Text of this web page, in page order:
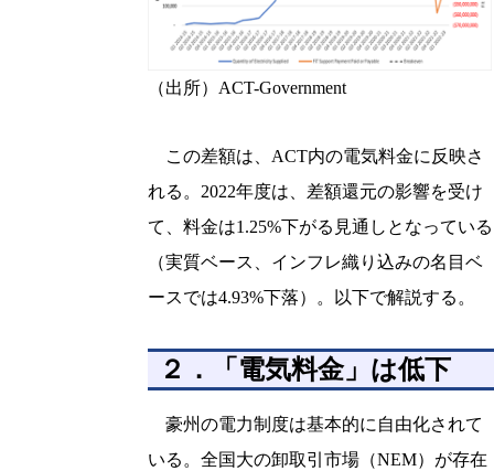
（出所）ACT-Government
この差額は、ACT内の電気料金に反映さ
れる。2022年度は、差額還元の影響を受け
て、料金は1.25%下がる見通しとなっている
（実質ベース、インフレ織り込みの名目ベ
ースでは4.93%下落）。以下で解説する。
２．「電気料金」は低下
豪州の電力制度は基本的に自由化されて
いる。全国大の卸取引市場（NEM）が存在